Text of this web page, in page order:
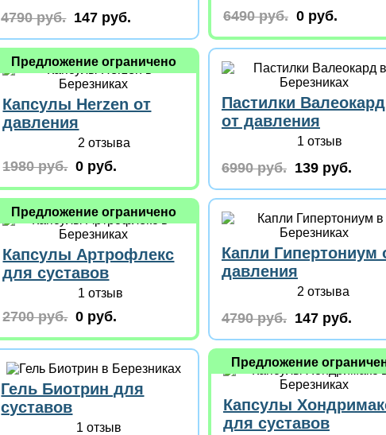
4790 руб. 147 руб. 6490 руб. 0 руб.
Капсулы Herzen от
давления
2 отзыва
1980 руб. 0 руб.
Предложение ограничено
Пастилки Валеокард
от давления
1 отзыв
6990 руб. 139 руб.
Капсулы Артрофлекс
для суставов
1 отзыв
2700 руб. 0 руб.
Предложение ограничено
Капли Гипертониум
давления
2 отзыва
4790 руб. 147 руб.
Гель Биотрин для
суставов
1 отзыв
Капсулы
для суставов
Предложение